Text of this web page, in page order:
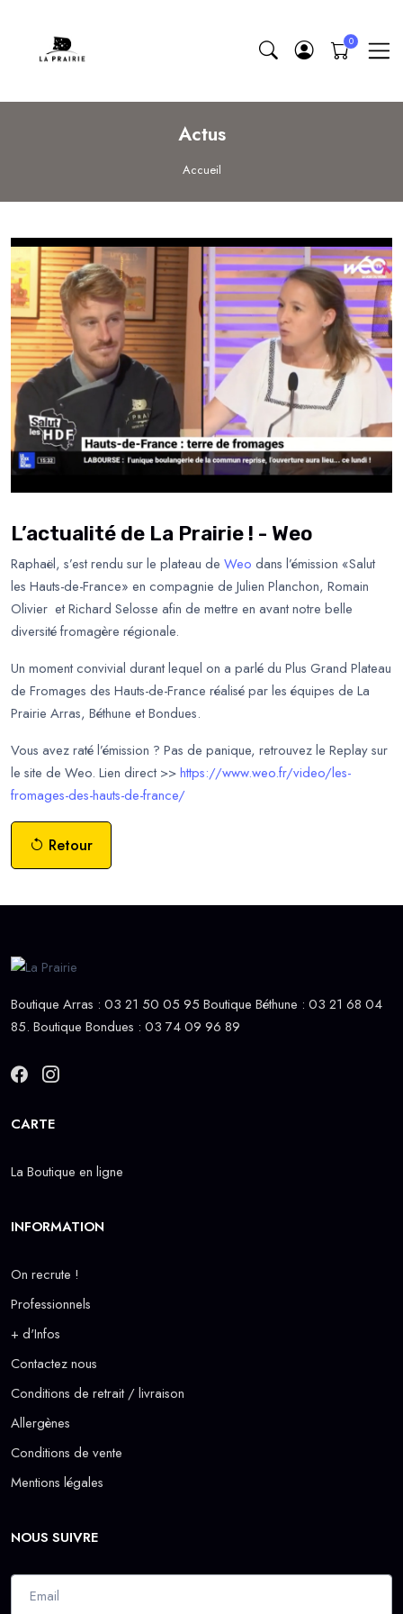
Actus
Accueil
L’actualité de La Prairie ! - Weo
Raphaël, s’est rendu sur le plateau de Weo dans l’émission «Salut
les Hauts-de-France» en compagnie de Julien Planchon, Romain
Olivier et Richard Selosse afin de mettre en avant notre belle
diversité fromagère régionale.
Un moment convivial durant lequel on a parlé du Plus Grand Plateau
de Fromages des Hauts-de-France réalisé par les équipes de La
Prairie Arras, Béthune et Bondues.
Vous avez raté l’émission ? Pas de panique, retrouvez le Replay sur
le site de Weo. Lien direct >>https://www.weo.fr/video/les-
fromages-des-hauts-de-france/
Retour
Boutique Arras : 03 21 50 05 95 Boutique Béthune : 03 21 68 04
85. Boutique Bondues : 03 74 09 96 89
CARTE
La Boutique en ligne
INFORMATION
On recrute !
Professionnels
+ d'Infos
Contactez nous
Conditions de retrait / livraison
Allergènes
Conditions de vente
Mentions légales
NOUS SUIVRE